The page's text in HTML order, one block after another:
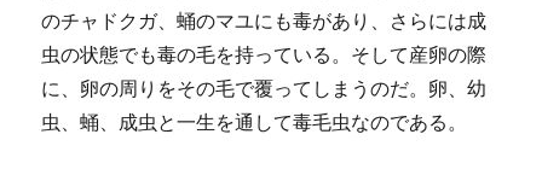
のチャドクガ、蛹のマユにも毒があり、さらには成
虫の状態でも毒の毛を持っている。そして産卵の際
に、卵の周りをその毛で覆ってしまうのだ。卵、幼
虫、蛹、成虫と一生を通して毒毛虫なのである。